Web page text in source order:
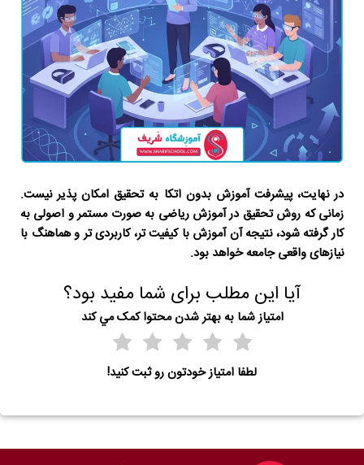
در نهایت، پیشرفت آموزش بدون اتکا به تحقیق امکان پذیر نیست.
زمانی که روش تحقیق در آموزش ریاضی به صورت مستمر و اصولی به
کار گرفته شود، نتیجه آن آموزش با کیفیت تر، کاربردی تر و هماهنگ با
نیازهای واقعی جامعه خواهد بود.
آیا این مطلب برای شما مفید بود؟
امتياز شما به بهتر شدن محتوا کمک مي کند
لطفا امتیاز خودتون رو ثبت کنید!